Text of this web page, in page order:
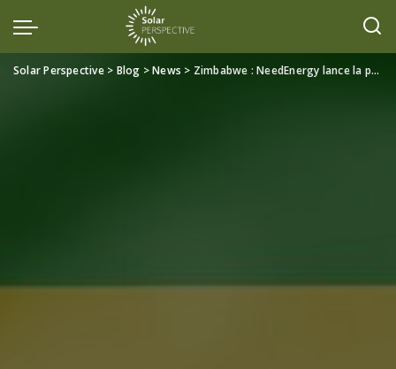
Solar Perspective> Blog >News > Zimbabwe : NeedEnergy lance la première centrale électrique virtuelle grâce à un financement de 450 000 €